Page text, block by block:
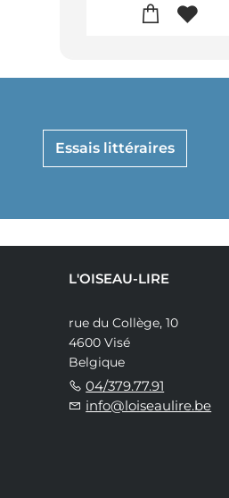
Essais littéraires
L'OISEAU-LIRE
rue du Collège, 10
4600 Visé
Belgique
04/379.77.91
info@loiseaulire.be